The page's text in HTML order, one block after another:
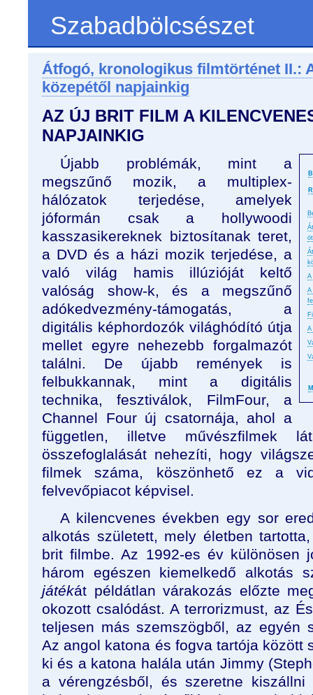
Szabadbölcsészet
Átfogó, kronologikus filmtörténet II.:
közepétől napjainkig
AZ ÚJ BRIT FILM A
NAPJAINKIG
A
A
A
Újabb problémák, mint a
megszűnő mozik, a multiplex-
hálózatok terjedése, amelyek
jóformán csak a hollywoodi
kasszasikereknek biztosítanak teret,
a DVD és a házi mozik terjedése, a
való világ hamis illúzióját keltő
valóság show-k, és a megszűnő
adókedvezmény-támogatás, a
digitális képhordozók világhódító útja
mellet egyre nehezebb forgalmazót
találni. De újabb remények is
felbukkannak, mint a digitális
technika, fesztiválok, FilmFour, a
Channel Four új csatornája, ahol a
független, illetve művészfilmek
összefoglalását nehezíti, hogy
filmek száma, köszönhető ez a
felvevőpiacot képvisel.
A kilencvenes években egy sor
alkotás született, mely életben
brit filmbe. Az 1992-es év különösen
három egészen kiemelkedő alkotás
játékát példátlan várakozás előzte
okozott csalódást. A terrorizmust, az
teljesen más szemszögből, az egyén
Az angol katona és fogva tartója között
ki és a katona halála után Jimmy
a vérengzésből, és szeretne